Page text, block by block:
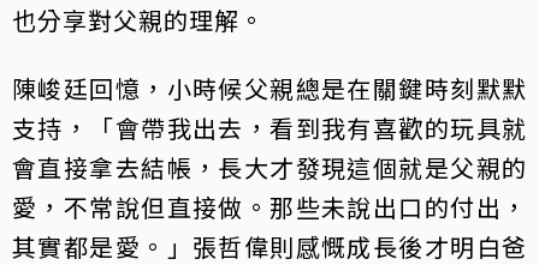
也分享對父親的理解。
陳峻廷回憶，小時候父親總是在關鍵時刻默默
支持，「會帶我出去，看到我有喜歡的玩具就
會直接拿去結帳，長大才發現這個就是父親的
愛，不常說但直接做。那些未說出口的付出，
其實都是愛。」張哲偉則感慨成長後才明白爸